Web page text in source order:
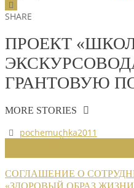
SHARE
ПРОЕКТ
ГРАНТОВУЮ
MORE STORIES
pochemuchka2011
СОГЛАШЕНИЕ О